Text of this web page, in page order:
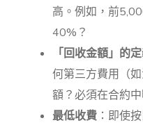
高。例如，前
40%？
「回收金額」的
何第三方費用（
額？必須在合約
最低收費 ：即使